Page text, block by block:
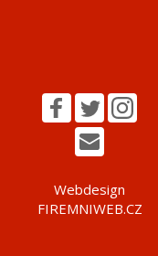
Webdesign
FIREMNIWEB.CZ